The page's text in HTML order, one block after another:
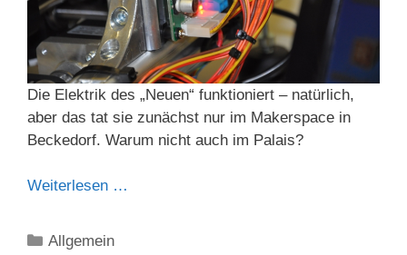
Die Elektrik des „Neuen“ funktioniert – natürlich,
aber das tat sie zunächst nur im Makerspace in
Beckedorf. Warum nicht auch im Palais?
Weiterlesen …
Kategorien
Allgemein